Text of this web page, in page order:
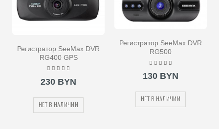
Регистратор SeeMax DVR
RG400 GPS
230 BYN
НЕТ В НАЛИЧИИ
Регистратор SeeMax DVR
RG500
130 BYN
НЕТ В НАЛИЧИИ